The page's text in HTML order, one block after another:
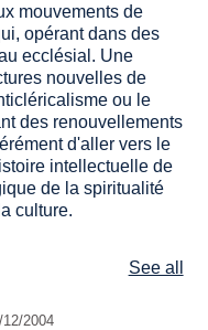
mouvements de
opérant dans des
ecclésial. Une
nouvelles de
ou le
des renouvellements
d'aller vers le
intellectuelle de
de la spiritualité
culture.
See all
12/2004